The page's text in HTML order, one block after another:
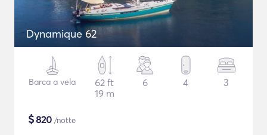
Dynamique 62
Barca a vela
62 ft
19 m
6 4 3
$820 /notte